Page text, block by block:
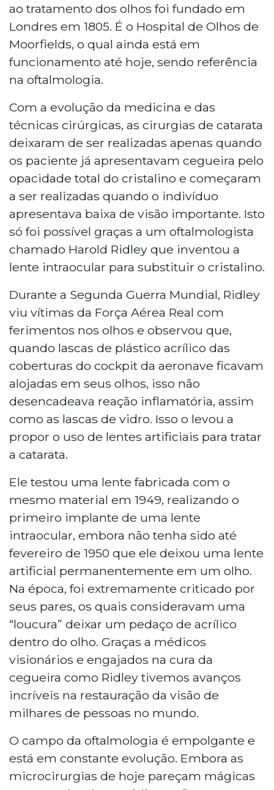
ao tratamento dos olhos foi fundado em
Londres em 1805. É o Hospital de Olhos de
Moorfields, o qual ainda está em
funcionamento até hoje, sendo referência
na oftalmologia.
Com a evolução da medicina e das
técnicas cirúrgicas, as cirurgias de catarata
deixaram de ser realizadas apenas quando
os paciente já apresentavam cegueira pelo
opacidade total do cristalino e começaram
a ser realizadas quando o indivíduo
apresentava baixa de visão importante. Isto
só foi possível graças a um oftalmologista
chamado Harold Ridley que inventou a
lente intraocular para substituir o cristalino.
Durante a Segunda Guerra Mundial, Ridley
viu vítimas da Força Aérea Real com
ferimentos nos olhos e observou que,
quando lascas de plástico acrílico das
coberturas do cockpit da aeronave ficavam
alojadas em seus olhos, isso não
desencadeava reação inflamatória, assim
como as lascas de vidro. Isso o levou a
propor o uso de lentes artificiais para tratar
a catarata.
Ele testou uma lente fabricada com o
mesmo material em 1949, realizando o
primeiro implante de uma lente
intraocular, embora não tenha sido até
fevereiro de 1950 que ele deixou uma lente
artificial permanentemente em um olho.
Na época, foi extremamente criticado por
seus pares, os quais consideravam uma
“loucura” deixar um pedaço de acrílico
dentro do olho. Graças a médicos
visionários e engajados na cura da
cegueira como Ridley tivemos avanços
incríveis na restauração da visão de
milhares de pessoas no mundo.
O campo da oftalmologia é empolgante e
está em constante evolução. Embora as
microcirurgias de hoje pareçam mágicas